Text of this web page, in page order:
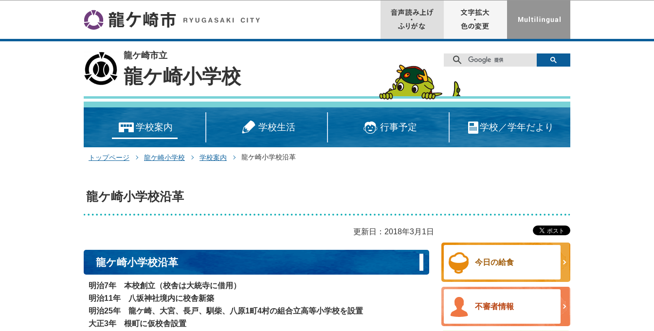
龍ケ崎市立
龍ケ崎小学校
学校案内 学校生活 行事予定 学校／学年だより
トップページ 龍ケ崎小学校 学校案内 龍ケ崎小学校沿革
龍ケ崎小学校沿革
更新日：2018年3月1日
龍ケ崎小学校沿革
明治7年 本校創立（校舎は大統寺に借用）
明治11年 八坂神社境内に校舎新築
明治25年 龍ケ崎、大宮、長戸、馴柴、八原1町4村の組合立高等小学校を設置
大正3年 根町に仮校舎設置
今日の給食
不審者情報